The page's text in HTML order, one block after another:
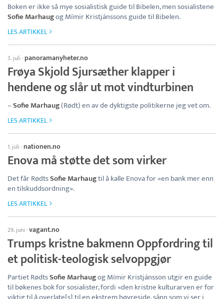
Boken er ikke så mye sosialistisk guide til Bibelen, men sosialistene
Sofie Marhaugog Mímir Kristjánssons guide til Bibelen.
LES ARTIKKEL
3. juli ·panoramanyheter.no
Frøya Skjold Sjursæther klapper i
hendene og slår ut mot vindturbinen
–Sofie Marhaug(Rødt) en av de dyktigste politikerne jeg vet om.
LES ARTIKKEL
1. juli · nationen.no
Enova må støtte det som virker
Det får RødtsSofie Marhaugtil å kalle Enova for «en bank mer enn
en tilskuddsordning».
LES ARTIKKEL
29. juni ·vagant.no
Trumps kristne bakmenn Oppfordring til
et politisk-teologisk selvoppgjør
Partiet RødtsSofie Marhaugog Mímir Kristjánsson utgir en guide
til bøkenes bok for sosialister, fordi «den kristne kulturarven er for